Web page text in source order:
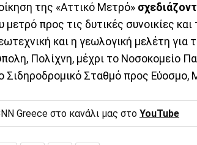
της «Αττικό Μετρό»
μετρό προς τις δυτικές συνοικίες
και η γεωλογική μελέτη
Πολίχνη, μέχρι το Νοσοκομείο
Σιδηροδρομικό Σταθμό προς Εύοσμο,
Greece στο κανάλι μας στο YouTube